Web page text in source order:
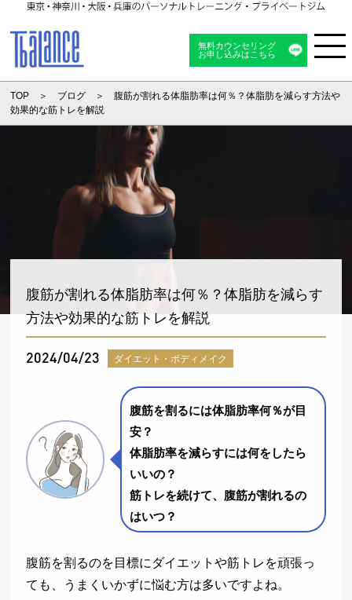
無料カウンセリング
お申し込みはこちら
TOP ブログ
腹筋が割れる体脂肪率は何％？体脂肪を減らす方法や
効果的な筋トレを解説
腹筋が割れる体脂肪率は何％？体脂肪を減らす
方法や効果的な筋トレを解説
2024/04/23 ダイエット・ボディメイク
腹筋を割るには体脂肪率何％が目
安？
体脂肪率を減らすには何をしたら
いいの？
筋トレを続けて、腹筋が割れるの
はいつ？
腹筋を割るのを目標にダイエットや筋トレを頑張っ
ても、うまくいかずに悩む方は多いですよね。